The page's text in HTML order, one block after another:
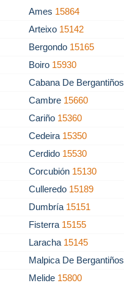
Ames 15864
Arteixo 15142
Bergondo 15165
Boiro 15930
Cabana De Bergantiños
Cambre 15660
Cariño 15360
Cedeira 15350
Cerdido 15530
Corcubión 15130
Culleredo 15189
Dumbría 15151
Fisterra 15155
Laracha 15145
Malpica De Bergantiños
Melide 15800